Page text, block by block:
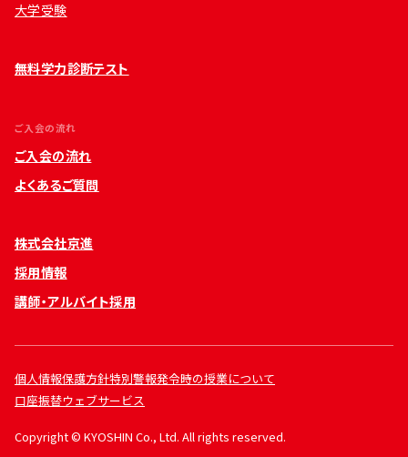
大学受験
無料学力診断テスト
ご入会の流れ
ご入会の流れ
よくあるご質問
株式会社京進
採用情報
講師・アルバイト採用
個人情報保護方針特別警報発令時の授業について
口座振替ウェブサービス
Copyright © KYOSHIN Co., Ltd. All rights reserved.